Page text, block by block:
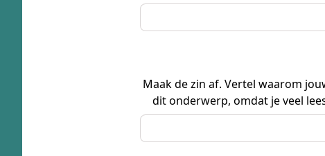
Maak de zin af. Vertel waarom
dit onderwerp, omdat je veel